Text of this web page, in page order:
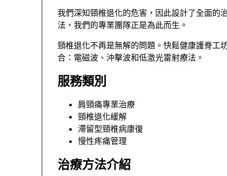
我們深知頸椎退化的危害，因此設計了全面的
法，我們的專業團隊正是為此而生。
頸椎退化不再是無解的問題。快鬆健康護脊工
合：電磁波、沖擊波和低激光雷射療法。
服務類別
肩頸痛專業治療
頸椎退化緩解
滯留型頸椎病康復
慢性疼痛管理
治療方法介紹